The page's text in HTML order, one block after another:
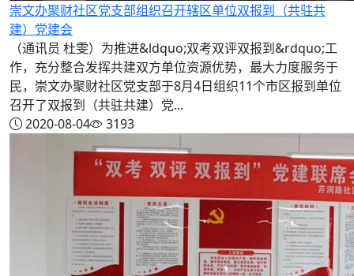
崇文办聚财社区党支部组织召开辖区单位双报到（共驻共
建）党建会
（通讯员 杜雯）为推进&ldquo;双考双评双报到&rdquo;工
作，充分整合发挥共建双方单位资源优势，最大力度服务于
民，崇文办聚财社区党支部于8月4日组织11个市区报到单位
召开了双报到（共驻共建）党...
2020-08-04
3193